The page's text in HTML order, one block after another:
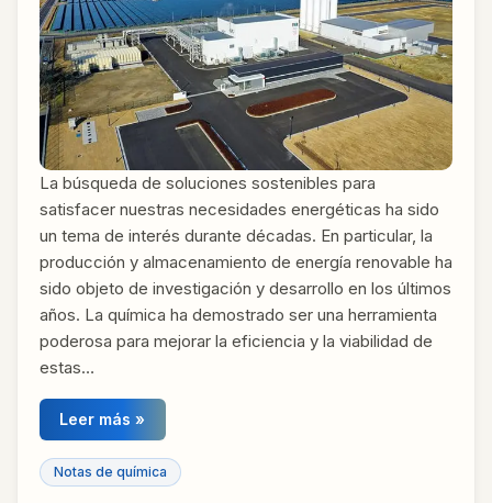
La búsqueda de soluciones sostenibles para
satisfacer nuestras necesidades energéticas ha sido
un tema de interés durante décadas. En particular, la
producción y almacenamiento de energía renovable ha
sido objeto de investigación y desarrollo en los últimos
años. La química ha demostrado ser una herramienta
poderosa para mejorar la eficiencia y la viabilidad de
estas…
Leer más »
Notas de química